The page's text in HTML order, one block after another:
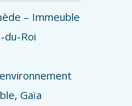
– Immeuble
du-Roi
Gaïa